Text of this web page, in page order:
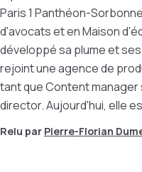
Paris 1 Panthéon-
d'avocats et en Maison
développé sa plume et
rejoint une agence de
tant que Content
director. Aujourd'hui, elle
Relu par Pierre-Florian